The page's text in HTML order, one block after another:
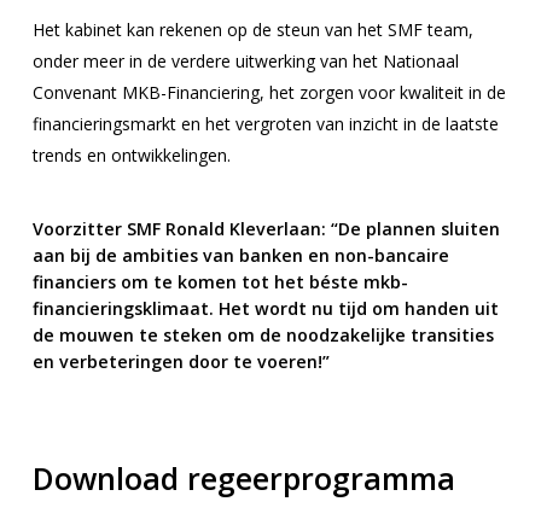
Het kabinet kan rekenen op de steun van het SMF team,
onder meer in de verdere uitwerking van het Nationaal
Convenant MKB-Financiering, het zorgen voor kwaliteit in de
financieringsmarkt en het vergroten van inzicht in de laatste
trends en ontwikkelingen.
Voorzitter SMF Ronald Kleverlaan: “De plannen sluiten
aan bij de ambities van banken en non-bancaire
financiers om te komen tot het béste mkb-
financieringsklimaat. Het wordt nu tijd om handen uit
de mouwen te steken om de noodzakelijke transities
en verbeteringen door te voeren!”
Download regeerprogramma